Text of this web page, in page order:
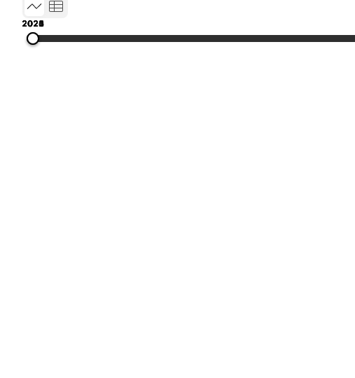
2020
2021
2022
2023
2024
2025
2026